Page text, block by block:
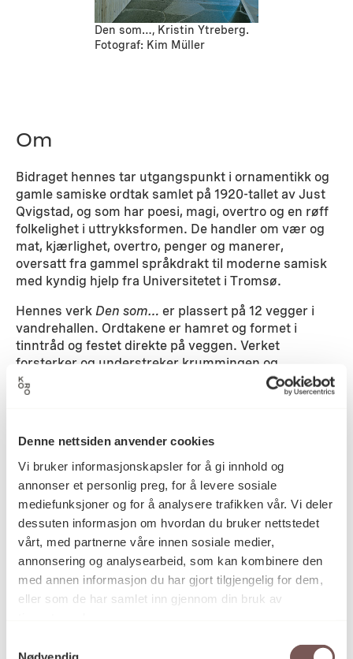
Denne nettsiden anvender cookies
Vi bruker informasjonskapsler for å gi innhold og
annonser et personlig preg, for å levere sosiale
mediefunksjoner og for å analysere trafikken vår. Vi deler
dessuten informasjon om hvordan du bruker nettstedet
vårt, med partnerne våre innen sosiale medier,
annonsering og analysearbeid, som kan kombinere den
med annen informasjon du har gjort tilgjengelig for dem,
eller som de har samlet inn gjennom din bruk av
Den som…, Kristin Ytreberg.
Fotograf: Kim Müller
Om
Bidraget hennes tar utgangspunkt i ornamentikk og
gamle samiske ordtak samlet på 1920-tallet av Just
Qvigstad, og som har poesi, magi, overtro og en røff
folkelighet i uttrykksformen. De handler om vær og
mat, kjærlighet, overtro, penger og manerer,
oversatt fra gammel språkdrakt til moderne samisk
med kyndig hjelp fra Universitetet i Tromsø.
Hennes verk Den som… er plassert på 12 vegger i
vandrehallen. Ordtakene er hamret og formet i
tinntråd og festet direkte på veggen. Verket
forsterker og understreker krummingen og
bevegelsen i bygget. Arbeidet er inspirert av samisk
tinnbroderi og idégrunnlaget er å ta vare på en
Sametinget som institusjon også bl.a. arbeider med.
Detaljer
Datering 2000